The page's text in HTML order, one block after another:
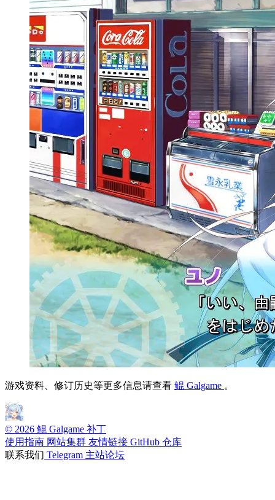
游戏资料、修订历史等更多信息请查看 鲲 Galgame 。
© 2026 鲲 Galgame 补丁
使用指南 网站集群 友情链接 GitHub 仓库
联系我们 Telegram 主站论坛